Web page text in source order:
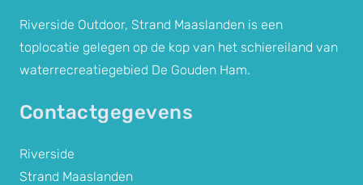
Riverside Outdoor, Strand Maaslanden is een
toplocatie gelegen op de kop van het schiereiland van
waterrecreatiegebied De Gouden Ham.
Contactgegevens
Riverside
Strand Maaslanden